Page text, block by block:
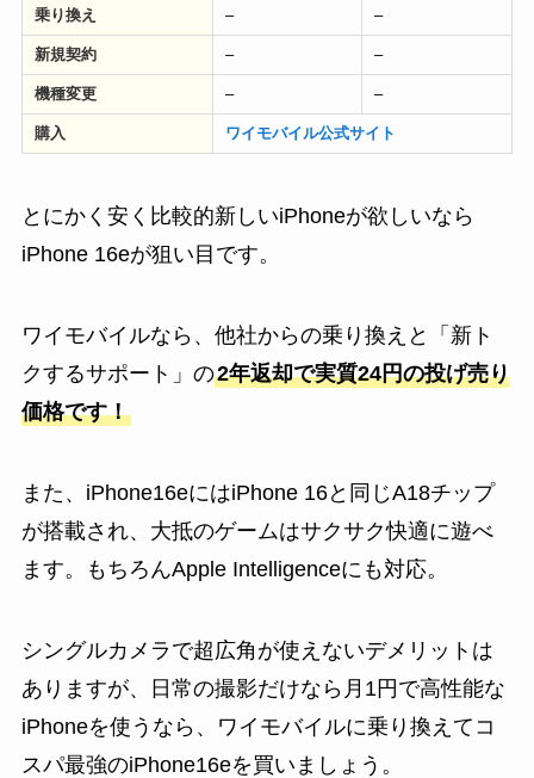
乗り換え – –
新規契約 – –
機種変更 – –
購入 ワイモバイル公式サイト
とにかく安く比較的新しいiPhoneが欲しいなら
iPhone 16eが狙い目です。
ワイモバイルなら、他社からの乗り換えと「新ト
クするサポート」の2年返却で実質24円の投げ売り
価格です！
また、iPhone16eにはiPhone 16と同じA18チップ
が搭載され、大抵のゲームはサクサク快適に遊べ
ます。もちろんApple Intelligenceにも対応。
シングルカメラで超広角が使えないデメリットは
ありますが、日常の撮影だけなら月1円で高性能な
iPhoneを使うなら、ワイモバイルに乗り換えてコ
スパ最強のiPhone16eを買いましょう。